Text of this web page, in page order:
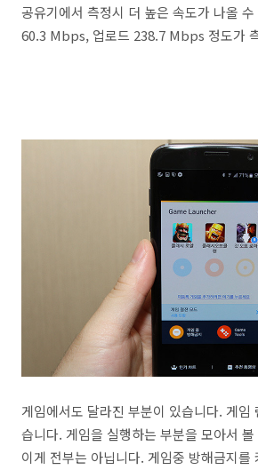
공유기에서 측정시 더 높은 속도가 나올
60.3 Mbps, 업로드 238.7 Mbps 정도가
게임에서도 달라진 부분이 있습니다. 게임
습니다. 게임을 실행하는 부분을 모아서
이게 전부는 아닙니다. 게임중 방해금지를